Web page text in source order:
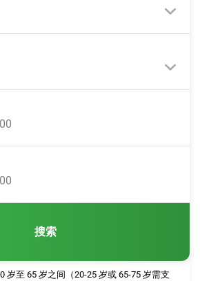
搜索
岁至 65 岁之间（20-25 岁或 65-75 岁需支